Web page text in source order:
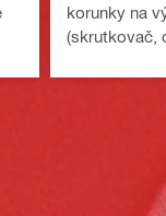
korunky na
(skrutkovač,